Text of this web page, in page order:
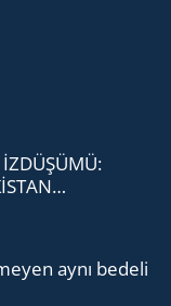
aynı be­de­li